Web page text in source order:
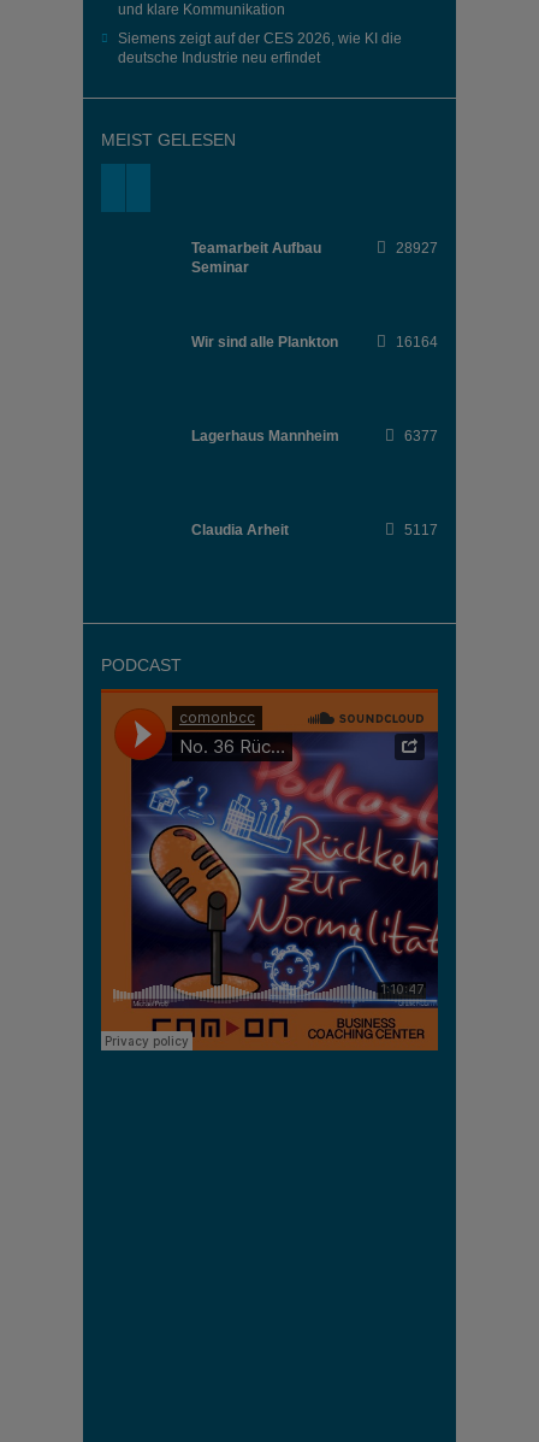
und klare Kommunikation
Siemens zeigt auf der CES 2026, wie KI die
deutsche Industrie neu erfindet
MEIST GELESEN
Teamarbeit Aufbau
Seminar
28927
Wir sind alle Plankton 16164
Lagerhaus Mannheim 6377
Claudia Arheit 5117
PODCAST